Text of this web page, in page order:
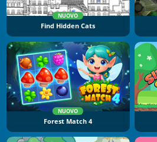
NUOVO
Find Hidden Cats
NUOVO
Forest Match 4